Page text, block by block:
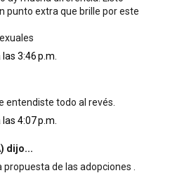
punto extra que brille por este
3:46 p.m.
entendiste todo al revés.
4:07 p.m.
dijo...
de las adopciones .